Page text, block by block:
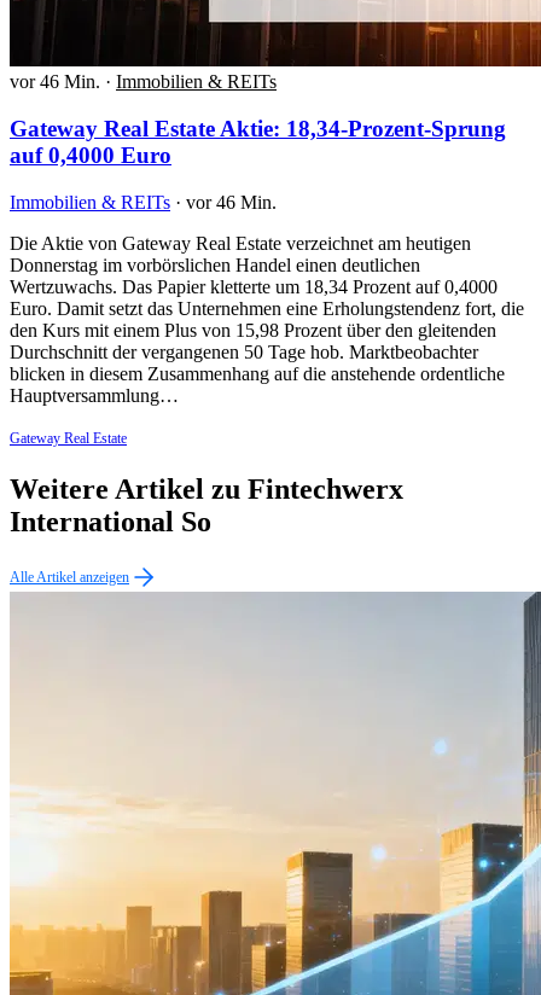
vor 46 Min. · Immobilien & REITs
Gateway Real Estate Aktie: 18,34-Prozent-Sprung
auf 0,4000 Euro
Immobilien & REITs · vor 46 Min.
Die Aktie von Gateway Real Estate verzeichnet am heutigen
Donnerstag im vorbörslichen Handel einen deutlichen
Wertzuwachs. Das Papier kletterte um 18,34 Prozent auf 0,4000
Euro. Damit setzt das Unternehmen eine Erholungstendenz fort, die
den Kurs mit einem Plus von 15,98 Prozent über den gleitenden
Durchschnitt der vergangenen 50 Tage hob. Marktbeobachter
blicken in diesem Zusammenhang auf die anstehende ordentliche
Hauptversammlung…
Gateway Real Estate
Weitere Artikel zu Fintechwerx
International So
Alle Artikel anzeigen